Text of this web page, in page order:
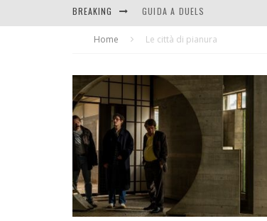
BREAKING GUIDA A DUELS
CONTRIBUTORS
Home Le città di pianura